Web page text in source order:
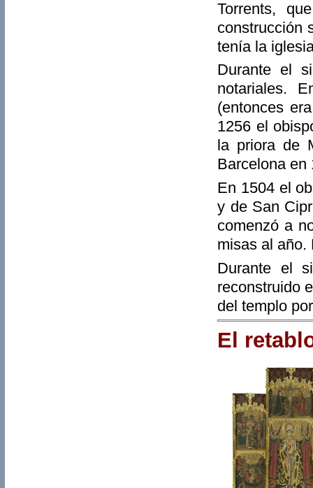
Torrents,
construcción
tenía la
Durante el
notariales.
(entonces
1256 el
la priora de
Barcelona en
En 1504 el
y de San
comenzó a
misas al año.
Durante el
reconstruido
del templo
El